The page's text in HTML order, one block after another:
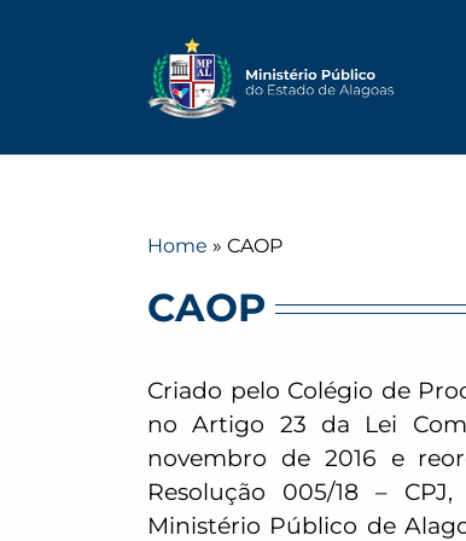
Home » CAOP
CAOP
Criado pelo Colégio de
no Artigo 23 da Lei
novembro de 2016 e
Resolução 005/18 –
Ministério Público de